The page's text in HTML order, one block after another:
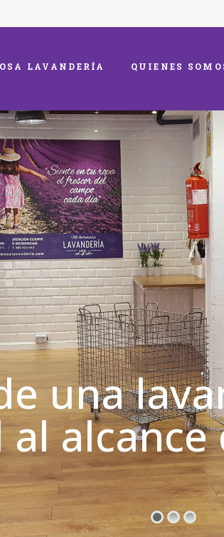
LAVANDERÍA QUIENES
una